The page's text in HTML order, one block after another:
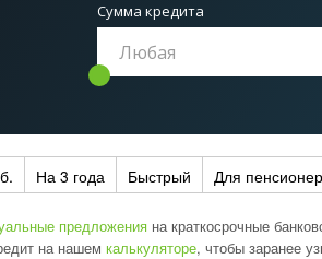
Сумма кредита
На 3 года Быстрый Для
предложения на краткосрочные
на нашем калькуляторе, чтобы заранее